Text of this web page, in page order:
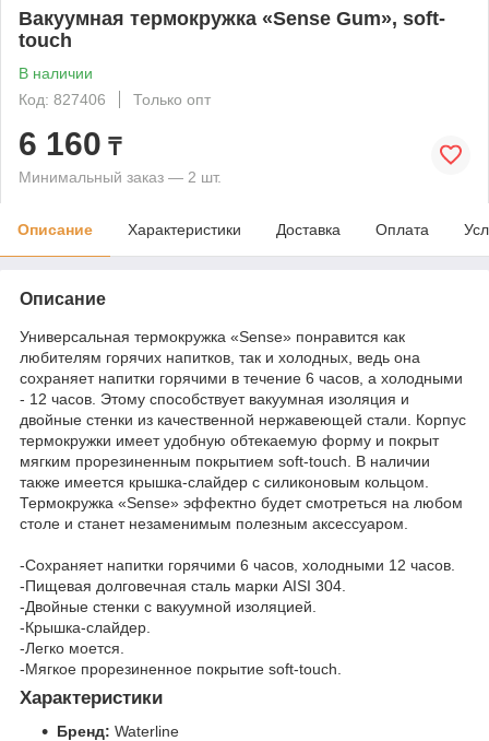
Вакуумная термокружка «Sense Gum», soft-
touch
В наличии
Код: 827406
Только опт
6 160 ₸
Минимальный заказ — 2 шт.
Описание Характеристики Доставка Оплата
Описание
Универсальная термокружка «Sense» понравится как
любителям горячих напитков, так и холодных, ведь она
сохраняет напитки горячими в течение 6 часов, а холодными
- 12 часов. Этому способствует вакуумная изоляция и
двойные стенки из качественной нержавеющей стали. Корпус
термокружки имеет удобную обтекаемую форму и покрыт
мягким прорезиненным покрытием soft-touch. В наличии
также имеется крышка-слайдер с силиконовым кольцом.
Термокружка «Sense» эффектно будет смотреться на любом
столе и станет незаменимым полезным аксессуаром.
-Сохраняет напитки горячими 6 часов, холодными 12 часов.
-Пищевая долговечная сталь марки AISI 304.
-Двойные стенки с вакуумной изоляцией.
-Крышка-слайдер.
-Легко моется.
-Мягкое прорезиненное покрытие soft-touch.
Характеристики
Бренд: Waterline